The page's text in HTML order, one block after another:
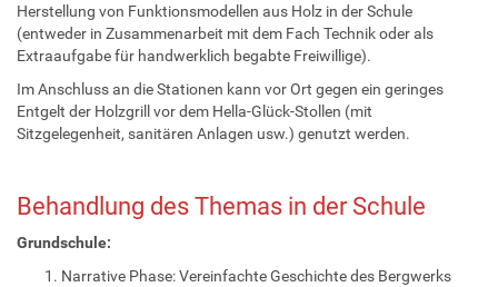
Herstellung von Funktionsmodellen aus Holz in der Schule
(entweder in Zusammenarbeit mit dem Fach Technik oder als
Extraaufgabe für handwerklich begabte Freiwillige).
Im Anschluss an die Stationen kann vor Ort gegen ein geringes
Entgelt der Holzgrill vor dem Hella-Glück-Stollen (mit
Sitzgelegenheit, sanitären Anlagen usw.) genutzt werden.
Behandlung des Themas in der Schule
Grundschule:
Narrative Phase: Vereinfachte Geschichte des Bergwerks